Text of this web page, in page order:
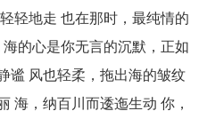
轻地走 也在那时，最纯情的
的心是你无言的沉默，正如
谧 风也轻柔，拖出海的皱纹
海，纳百川而逶迤生动 你，